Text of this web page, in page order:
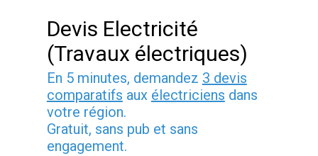
Devis Electricité
(Travaux électriques)
En 5 minutes, demandez 3 devis
comparatifs aux électriciens dans
votre région.
Gratuit, sans pub et sans
engagement.